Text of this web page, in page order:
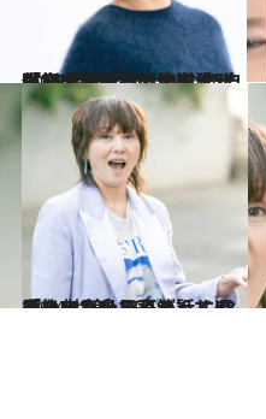
2024.11.22
【初めから読む】本木雅弘との32年ぶりの共演は「ほぼ初共演のよう」 小泉今日子が『海の沈黙』で感じた価値観に“自信”を持つこと
カルチャー
2024.3.13
「メルカリで売るんじゃないでしょうね？ってくぎを刺したり（笑）」58歳の小泉今日子が話す還暦後の“楽しみ”
カルチャー